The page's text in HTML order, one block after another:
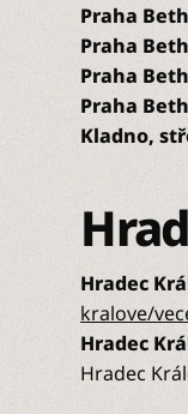
Praha
Praha
Praha
Praha
Kladno,
Hradec
kralove/
Hradec
Hradec